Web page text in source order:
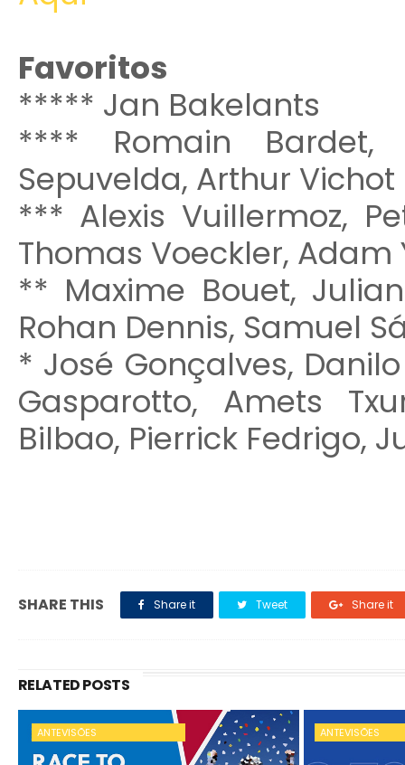
Favoritos
***** Jan Bakelants
**** Romain Bardet,
Sepuvelda, Arthur Vichot
*** Alexis Vuillermoz,
Thomas Voeckler, Adam
** Maxime Bouet,
Rohan Dennis, Samuel
* José Gonçalves,
Gasparotto, Amets
Bilbao, Pierrick Fedrigo,
SHARE THIS Share it Tweet Share it
RELATED POSTS
ANTEVISÕES ANTEVISÕES